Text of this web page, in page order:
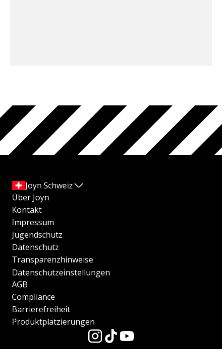
Joyn Schweiz
Über Joyn
Kontakt
Impressum
Jugendschutz
Datenschutz
Transparenzhinweise
Datenschutzeinstellungen
AGB
Compliance
Barrierefreiheit
Produktplatzierungen